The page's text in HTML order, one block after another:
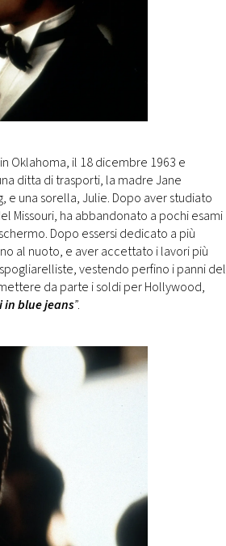
Oklahoma, il 18 dicembre 1963 e
ditta di trasporti, la madre Jane
e una sorella, Julie. Dopo aver studiato
Missouri, ha abbandonato a pochi esami
Dopo essersi dedicato a più
al nuoto, e aver accettato i lavori più
vestendo perfino i panni del
da parte i soldi per Hollywood,
in blue jeans”.